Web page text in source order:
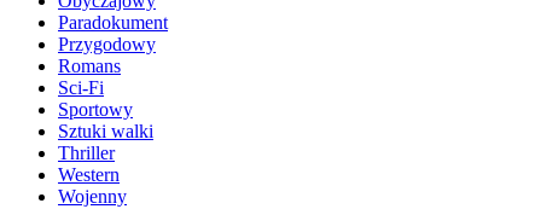
Paradokument
Przygodowy
Romans
Sci-Fi
Sportowy
Sztuki walki
Thriller
Western
Wojenny